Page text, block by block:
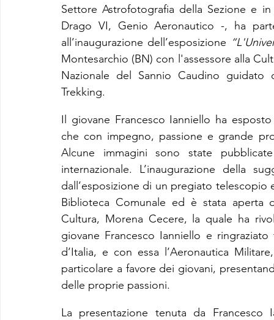
Settore Astrofotografia della Sezione e
Drago VI, Genio Aeronautico -, ha
all’inaugurazione dell’esposizione
Montesarchio (BN) con l'assessore alla
Nazionale del Sannio Caudino guidato
Trekking.
Il giovane Francesco Ianniello ha
che con impegno, passione e grande
Alcune immagini sono state
internazionale. L’inaugurazione della
dall’esposizione di un pregiato
Biblioteca Comunale ed è stata aperta
Cultura, Morena Cecere, la quale ha
giovane Francesco Ianniello e
d’Italia, e con essa l’Aeronautica
particolare a favore dei giovani,
delle proprie passioni.
La presentazione tenuta da Francesco